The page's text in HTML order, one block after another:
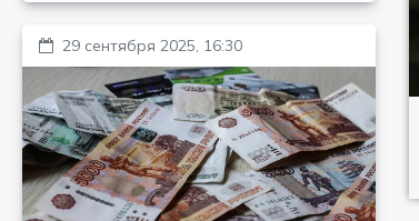
29 сентября 2025, 16:30